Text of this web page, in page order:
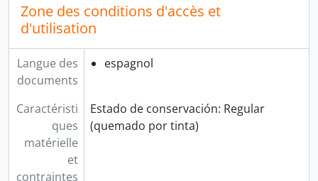
Zone des conditions d'accès et
d'utilisation
Langue des
documents
espagnol
Caractéristi
ques
matérielle
et
contraintes
Estado de conservación: Regular
(quemado por tinta)